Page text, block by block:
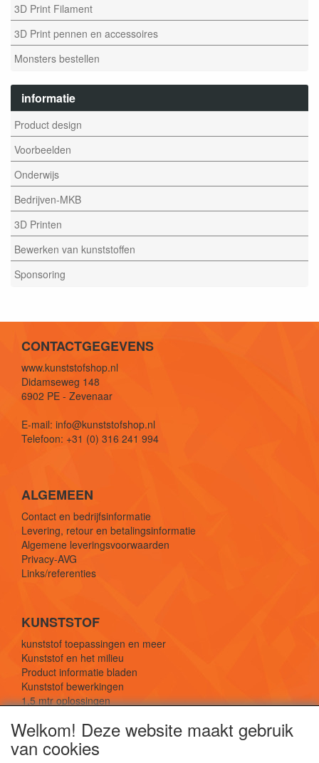
3D Print Filament
3D Print pennen en accessoires
Monsters bestellen
informatie
Product design
Voorbeelden
Onderwijs
Bedrijven-MKB
3D Printen
Bewerken van kunststoffen
Sponsoring
CONTACTGEGEVENS
www.kunststofshop.nl
Didamseweg 148
6902 PE - Zevenaar
E-mail: info@kunststofshop.nl
Telefoon: +31 (0) 316 241 994
ALGEMEEN
Contact en bedrijfsinformatie
Levering, retour en betalingsinformatie
Algemene leveringsvoorwaarden
Privacy-AVG
Links/referenties
KUNSTSTOF
kunststof toepassingen en meer
Kunststof en het milieu
Product informatie bladen
Kunststof bewerkingen
1,5 mtr oplossingen
Welkom! Deze website maakt gebruik
van cookies